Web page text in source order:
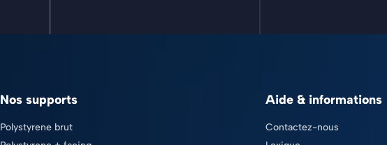
Nos supports
Polystyrene brut
Aide & informations
Contactez-nous